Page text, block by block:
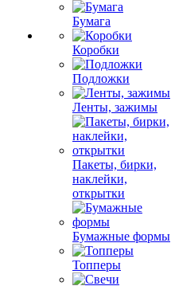
Бумага
Коробки
Подложки
Ленты, зажимы
Пакеты, бирки,
наклейки,
открытки
Бумажные формы
Топперы